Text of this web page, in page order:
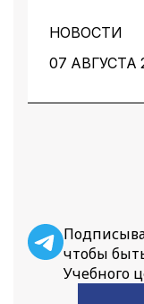
стартапа —
показал, как
ускорить
команды.
НОВОСТИ
07 АВГУСТА
чтобы
Учебного